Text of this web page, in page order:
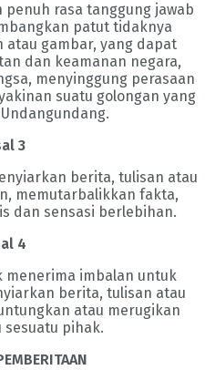
rasa tanggung jawab
patut tidaknya
gambar, yang dapat
dan keamanan negara,
menyinggung perasaan
suatu golongan yang
3
berita, tulisan atau
memutarbalikkan fakta,
dan sensasi berlebihan.
4
menerima imbalan untuk
berita, tulisan atau
atau merugikan
sesuatu pihak.